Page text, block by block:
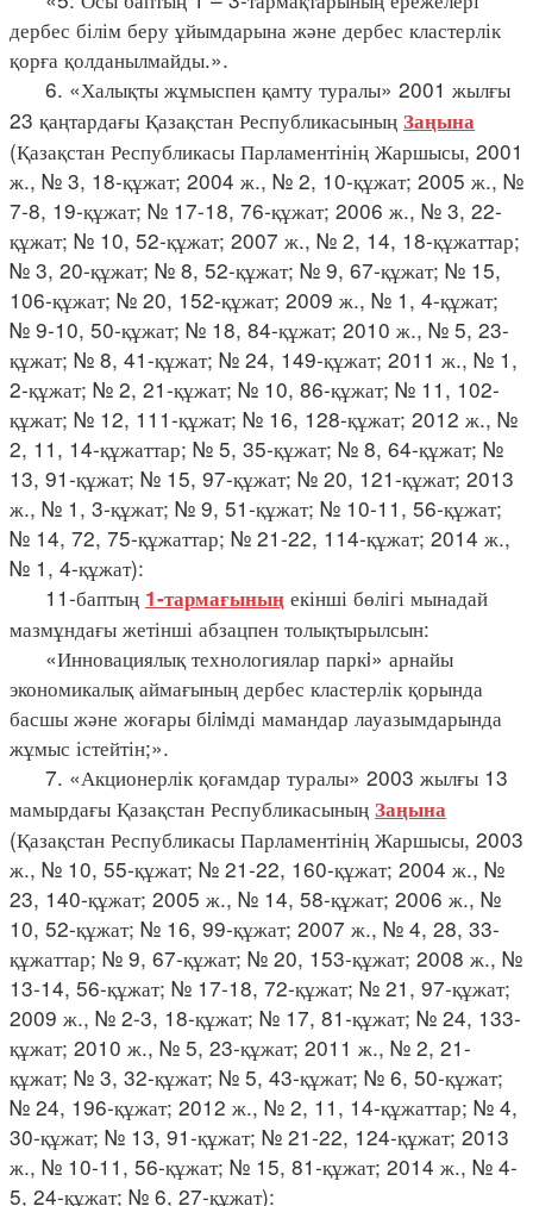
дербес білім беру ұйымдарына және дербес кластерлік
қорға қолданылмайды.».
6. «Халықты жұмыспен қамту туралы» 2001 жылғы
23 қаңтардағы Қазақстан Республикасының Заңына
(Қазақстан Республикасы Парламентінің Жаршысы, 2001
ж., № 3, 18-құжат; 2004 ж., № 2, 10-құжат; 2005 ж., №
7-8, 19-құжат; № 17-18, 76-құжат; 2006 ж., № 3, 22-
құжат; № 10, 52-құжат; 2007 ж., № 2, 14, 18-құжаттар;
№ 3, 20-құжат; № 8, 52-құжат; № 9, 67-құжат; № 15,
106-құжат; № 20, 152-құжат; 2009 ж., № 1, 4-құжат;
№ 9-10, 50-құжат; № 18, 84-құжат; 2010 ж., № 5, 23-
құжат; № 8, 41-құжат; № 24, 149-құжат; 2011 ж., № 1,
2-құжат; № 2, 21-құжат; № 10, 86-құжат; № 11, 102-
құжат; № 12, 111-құжат; № 16, 128-құжат; 2012 ж., №
2, 11, 14-құжаттар; № 5, 35-құжат; № 8, 64-құжат; №
13, 91-құжат; № 15, 97-құжат; № 20, 121-құжат; 2013
ж., № 1, 3-құжат; № 9, 51-құжат; № 10-11, 56-құжат;
№ 14, 72, 75-құжаттар; № 21-22, 114-құжат; 2014 ж.,
№ 1, 4-құжат):
11-баптың 1-тармағының екінші бөлігі мынадай
мазмұндағы жетінші абзацпен толықтырылсын:
«Инновациялық технологиялар паркi» арнайы
экономикалық аймағының дербес кластерлік қорында
басшы және жоғары бiлiмді мамандар лауазымдарында
жұмыс істейтін;».
7. «Акционерлік қоғамдар туралы» 2003 жылғы 13
мамырдағы Қазақстан Республикасының Заңына
(Қазақстан Республикасы Парламентінің Жаршысы, 2003
ж., № 10, 55-құжат; № 21-22, 160-құжат; 2004 ж., №
23, 140-құжат; 2005 ж., № 14, 58-құжат; 2006 ж., №
10, 52-құжат; № 16, 99-құжат; 2007 ж., № 4, 28, 33-
құжаттар; № 9, 67-құжат; № 20, 153-құжат; 2008 ж., №
13-14, 56-құжат; № 17-18, 72-құжат; № 21, 97-құжат;
2009 ж., № 2-3, 18-құжат; № 17, 81-құжат; № 24, 133-
құжат; 2010 ж., № 5, 23-құжат; 2011 ж., № 2, 21-
құжат; № 3, 32-құжат; № 5, 43-құжат; № 6, 50-құжат;
№ 24, 196-құжат; 2012 ж., № 2, 11, 14-құжаттар; № 4,
30-құжат; № 13, 91-құжат; № 21-22, 124-құжат; 2013
ж., № 10-11, 56-құжат; № 15, 81-құжат; 2014 ж., № 4-
5, 24-құжат; № 6, 27-құжат):